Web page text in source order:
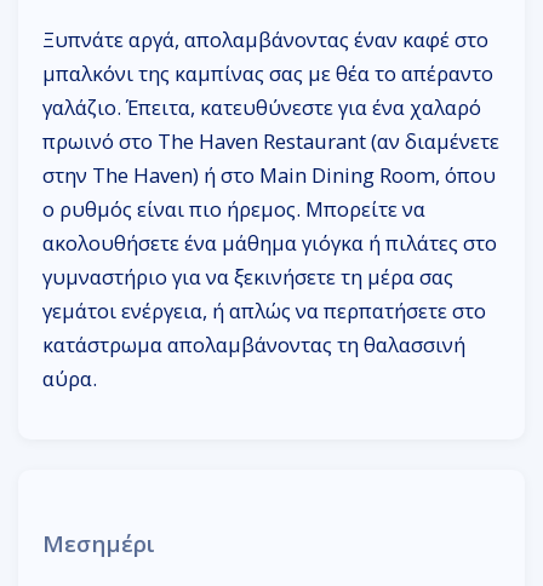
Ξυπνάτε αργά, απολαμβάνοντας έναν καφέ στο
μπαλκόνι της καμπίνας σας με θέα το απέραντο
γαλάζιο. Έπειτα, κατευθύνεστε για ένα χαλαρό
πρωινό στο The Haven Restaurant (αν διαμένετε
στην The Haven) ή στο Main Dining Room, όπου
ο ρυθμός είναι πιο ήρεμος. Μπορείτε να
ακολουθήσετε ένα μάθημα γιόγκα ή πιλάτες στο
γυμναστήριο για να ξεκινήσετε τη μέρα σας
γεμάτοι ενέργεια, ή απλώς να περπατήσετε στο
κατάστρωμα απολαμβάνοντας τη θαλασσινή
αύρα.
Μεσημέρι